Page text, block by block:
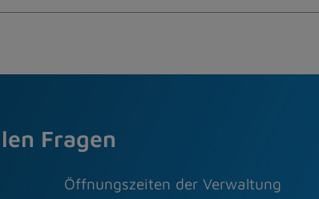
Fragen
Öffnungszeiten der Verwaltung